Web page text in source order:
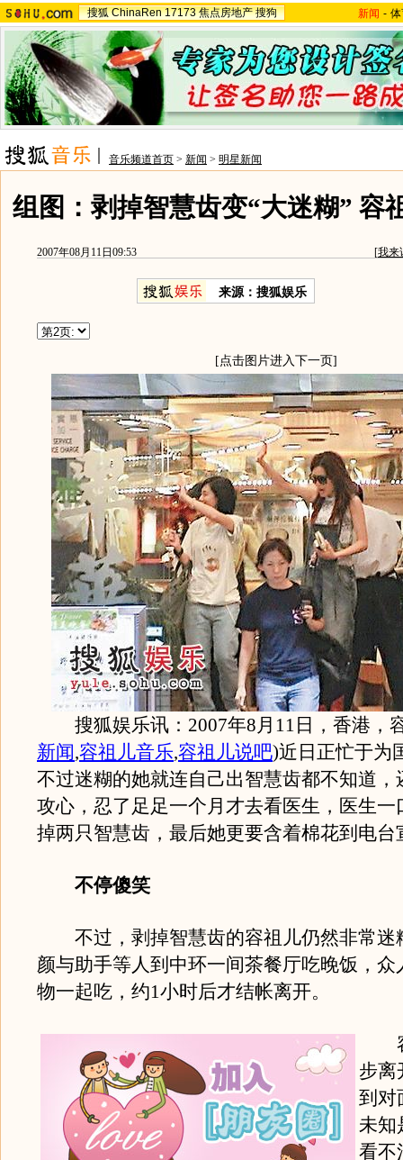
搜狐 ChinaRen 17173 焦点房地产 搜狗 新闻 -
音乐频道首页 > 新闻 > 明星新闻
组图：剥掉智慧齿变“大迷糊” 容
2007年08月11日09:53 [我来
来源：搜狐娱乐
[点击图片进入下一页]
搜狐娱乐讯：2007年8月11日，香港，
新闻,容祖儿音乐,容祖儿说吧)近日正忙于为
不过迷糊的她就连自己出智慧齿都不知道，
攻心，忍了足足一个月才去看医生，医生一
掉两只智慧齿，最后她更要含着棉花到电台
不停傻笑
不过，剥掉智慧齿的容祖儿仍然非常迷
颜与助手等人到中环一间茶餐厅吃晚饭，众
物一起吃，约1小时后才结帐离开。
容
步离
到对
未知
看不